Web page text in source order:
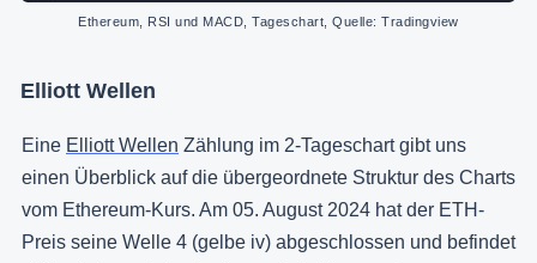
Ethereum, RSI und MACD, Tageschart, Quelle: Tradingview
Elliott Wellen
Eine Elliott Wellen Zählung im 2-Tageschart gibt uns
einen Überblick auf die übergeordnete Struktur des Charts
vom Ethereum-Kurs. Am 05. August 2024 hat der ETH-
Preis seine Welle 4 (gelbe iv) abgeschlossen und befindet